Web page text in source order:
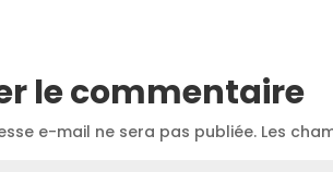
le commentaire
e-mail ne sera pas publiée. Les